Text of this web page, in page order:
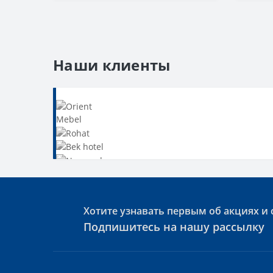
Наши клиенты
Хотите узнавать первым об акциях и
Подпишитесь на нашу рассылку